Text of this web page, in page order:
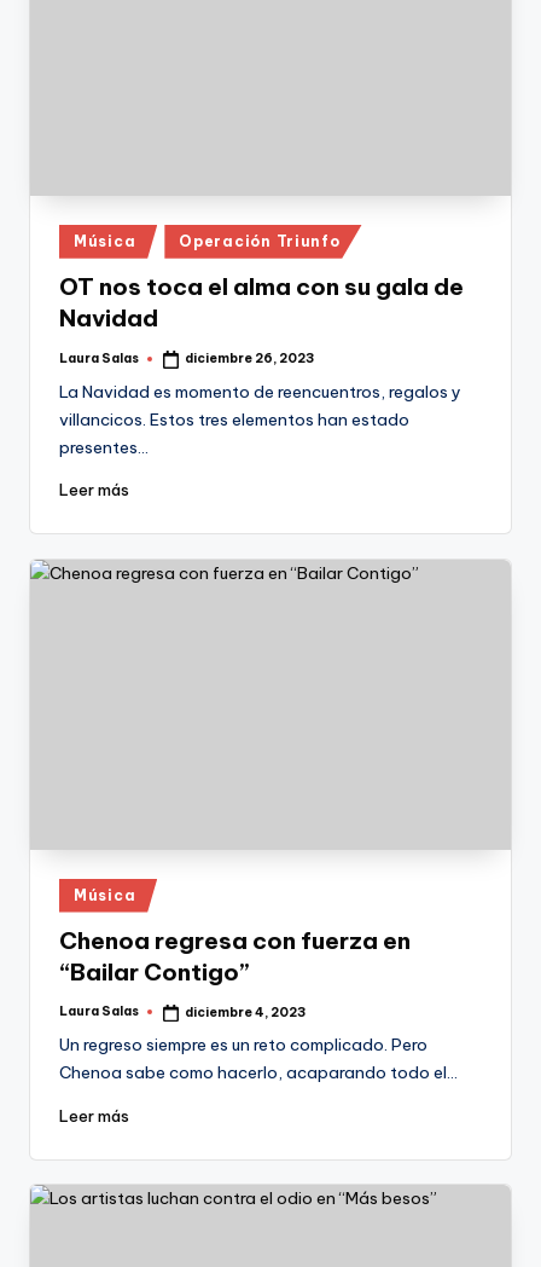
Publicado
en
Música Operación Triunfo
OT nos toca el alma con su gala de
Navidad
Publicado
Laura Salas diciembre 26, 2023
La Navidad es momento de reencuentros, regalos y
villancicos. Estos tres elementos han estado
presentes…
Leer más
Publicado
en
Música
Chenoa regresa con fuerza en
“Bailar Contigo”
Publicado
Laura Salas diciembre 4, 2023
Un regreso siempre es un reto complicado. Pero
Chenoa sabe como hacerlo, acaparando todo el…
Leer más